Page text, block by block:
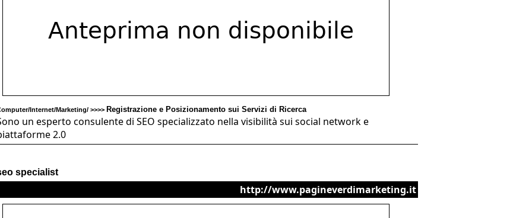
Internet/Marketing/ >>>> Registrazione e Posizionamento sui Servizi di Ricerca
un esperto consulente di SEO specializzato nella visibilità sui social network e
2.0
specialist
http://www.pagineverdimarketing.it